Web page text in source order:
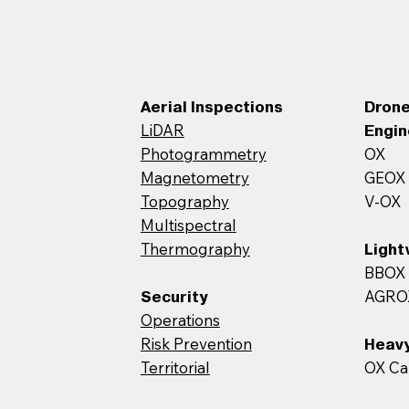
Aerial Inspections
LiDAR
Photogrammetry
Magnetometry
Topography
Multispectral
Thermography
Security
Operations
Risk Prevention
Territorial
OX
GEOX
V-OX
BBOX
OX